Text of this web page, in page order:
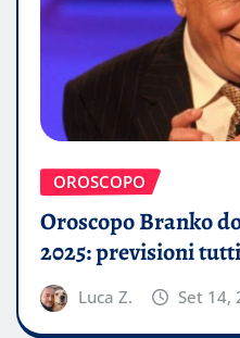
OROSCOPO
Oroscopo Branko
2025: previsioni
Luca Z. Set 14,